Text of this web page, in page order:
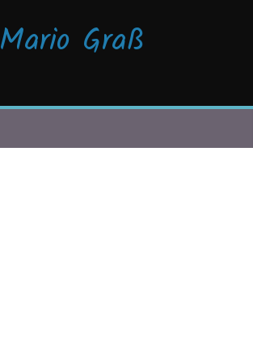
Mario Graß